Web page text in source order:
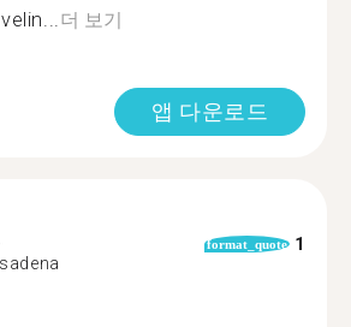
더 보기
앱 다운로드
format_quote 1